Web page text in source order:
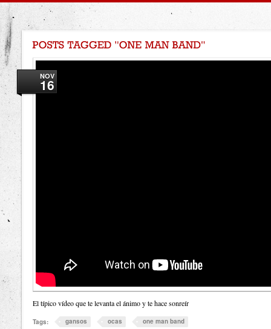
NOV
16
El típico vídeo que te levanta el ánimo y te hace sonreír
Tags: gansos ocas one man band